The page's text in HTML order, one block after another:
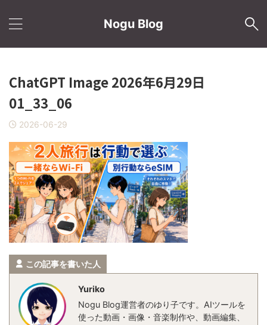
Nogu Blog
ChatGPT Image 2026年6月29日
01_33_06
2026-06-29
この記事を書いた人
Yuriko
Nogu Blog運営者のゆり子です。AIツールを
使った動画・画像・音楽制作や、動画編集、